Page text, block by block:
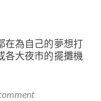
在為自己的夢想打
各大夜市的擺攤機